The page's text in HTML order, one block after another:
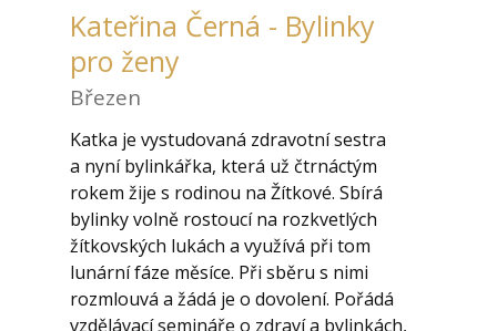
Kateřina Černá - Bylinky
pro ženy
Březen
Katka je vystudovaná zdravotní sestra
a nyní bylinkářka, která už čtrnáctým
rokem žije s rodinou na Žítkové. Sbírá
bylinky volně rostoucí na rozkvetlých
žítkovských lukách a využívá při tom
lunární fáze měsíce. Při sběru s nimi
rozmlouvá a žádá je o dovolení. Pořádá
vzdělávací semináře o zdraví a bylinkách,